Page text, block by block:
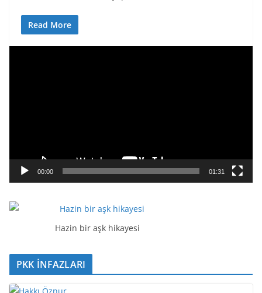
Read More
t
ı
c
00:00 01:31
Hazin bir aşk hikayesi
PKK İNFAZLARI